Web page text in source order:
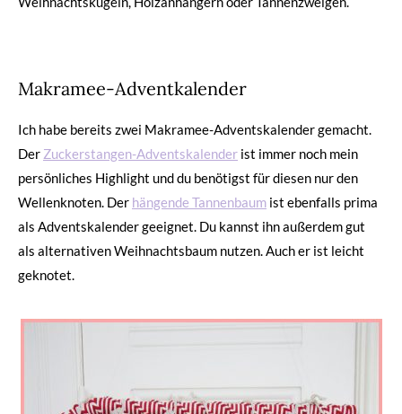
Makramee-Adventkalender
Ich habe bereits zwei Makramee-Adventskalender gemacht.
Der Zuckerstangen-Adventskalender ist immer noch mein
persönliches Highlight und du benötigst für diesen nur den
Wellenknoten. Der hängende Tannenbaum ist ebenfalls prima
als Adventskalender geeignet. Du kannst ihn außerdem gut
als alternativen Weihnachtsbaum nutzen. Auch er ist leicht
geknotet.